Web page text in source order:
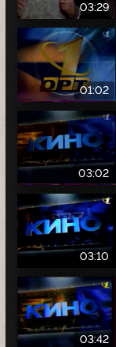
03:29
01:02
03:02
03:10
03:42